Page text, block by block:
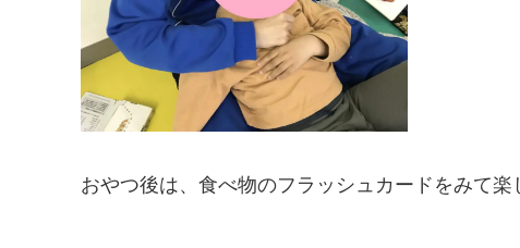
おやつ後は、食べ物のフラッシュカードをみて楽